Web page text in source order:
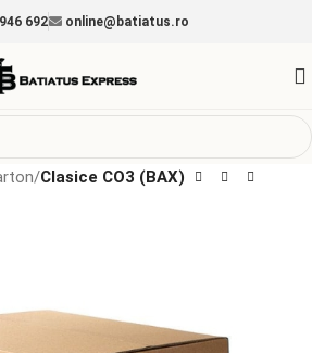
692 online@batiatus.ro
Clasice CO3 (BAX)